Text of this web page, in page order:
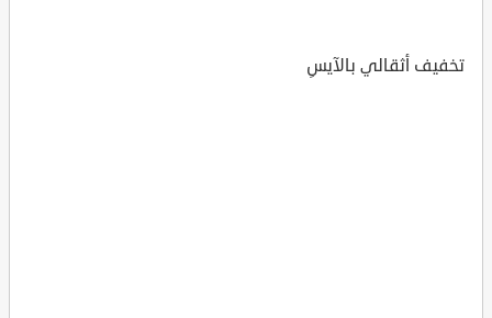
تخفيف أثقالي بالآيسِ